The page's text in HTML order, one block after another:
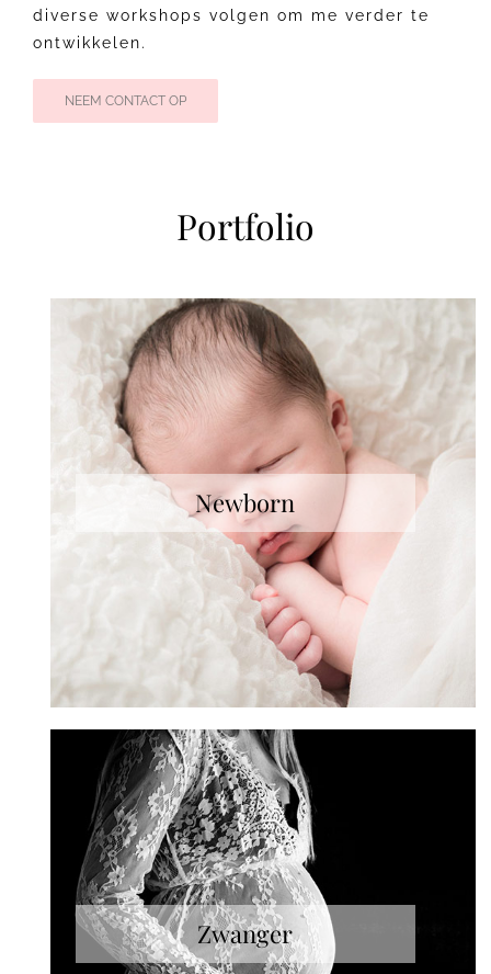
diverse workshops volgen om me verder te
ontwikkelen.
NEEM CONTACT OP
Portfolio
Newborn
Zwanger